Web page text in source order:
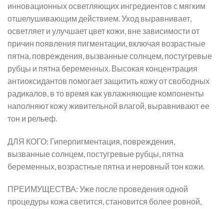
инновационных осветляющих ингредиентов с мягким
отшелушивающим действием. Уход выравнивает,
осветляет и улучшает цвет кожи, вне зависимости от
причин появления пигментации, включая возрастные
пятна, повреждения, вызванные солнцем, постугревые
рубцы и пятна беременных. Высокая концентрация
антиоксидантов помогает защитить кожу от свободных
радикалов, в то время как увлажняющие компоненты
наполняют кожу живительной влагой, выравнивают ее
тон и рельеф.
ДЛЯ КОГО: Гиперпигментация, повреждения,
вызванные солнцем, постугревые рубцы, пятна
беременных, возрастные пятна и неровный тон кожи.
ПРЕИМУЩЕСТВА: Уже после проведения одной
процедуры кожа светится, становится более ровной,